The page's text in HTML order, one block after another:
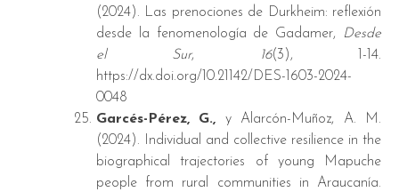
(2024). Las prenociones de Durkheim: reflexión
desde la fenomenología de Gadamer,
Desde
el Sur, 16(3), 1-14.
https://dx.doi.org/10.21142/DES-1603-2024-
0048
Garcés-Pérez, G., y Alarcón-Muñoz, A. M.
(2024). Individual and collective resilience in the
biographical trajectories of young Mapuche
people from rural communities in Araucanía.